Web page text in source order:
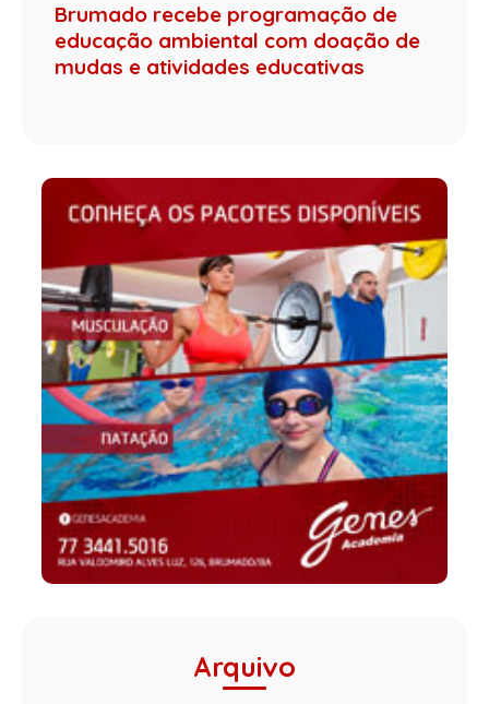
Brumado recebe programação de
educação ambiental com doação de
mudas e atividades educativas
Arquivo